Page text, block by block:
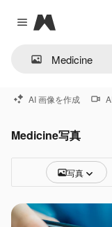
Close menu
Magnific
AI 画像を作成
Medicine写真
写真